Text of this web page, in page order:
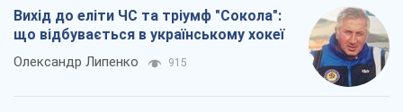
Вихід до еліти ЧС та тріумф "Сокола":
що відбувається в українському хокеї
Олександр Липенко 915